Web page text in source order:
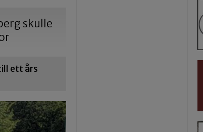
skulle
ett års